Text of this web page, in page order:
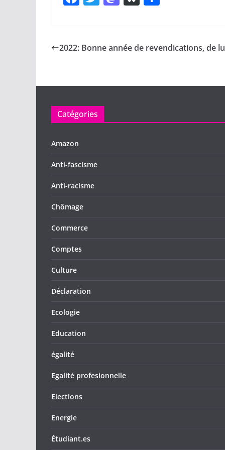
e
k
er o p g
2022: Bonne année de revendications, de
Catégories
Amazon
Anti-fascisme
Anti-racisme
Chômage
Commerce
Comptes
Culture
Déclaration
Ecologie
Education
égalité
Egalité profesionnelle
Elections
Energie
Étudiant.es